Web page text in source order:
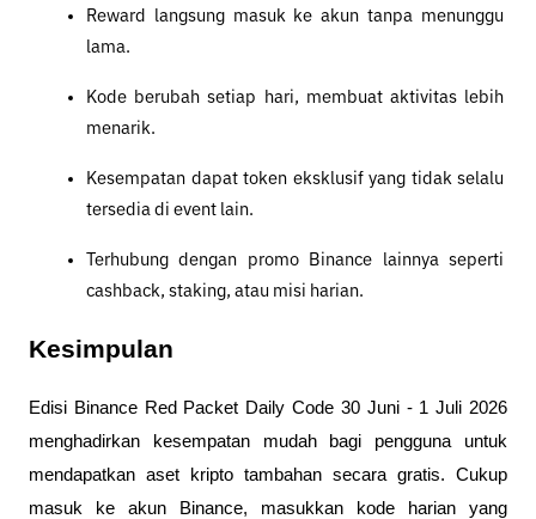
Reward langsung masuk ke akun tanpa menunggu
lama.
Kode berubah setiap hari, membuat aktivitas lebih
menarik.
Kesempatan dapat token eksklusif yang tidak selalu
tersedia di event lain.
Terhubung dengan promo Binance lainnya seperti
cashback, staking, atau misi harian.
Kesimpulan
Edisi Binance Red Packet Daily Code 30 Juni - 1 Juli 2026
menghadirkan kesempatan mudah bagi pengguna untuk
mendapatkan aset kripto tambahan secara gratis. Cukup
masuk ke akun Binance, masukkan kode harian yang